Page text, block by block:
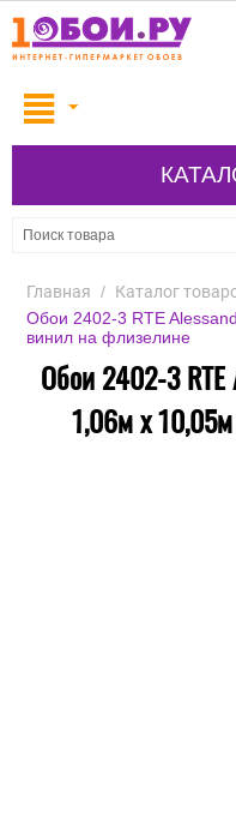
Главная / Каталог
Обои 2402-3 RTE
винил на флизелине
Обои 2402-3
1,06м х